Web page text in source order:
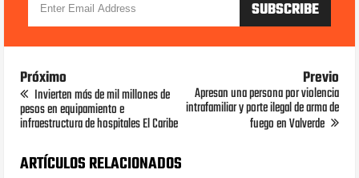
Próximo
Invierten más de mil millones de
pesos en equipamiento e
infraestructura de hospitales El Caribe
Previo
Apresan una persona por violencia
intrafamiliar y porte ilegal de arma de
fuego en Valverde
ARTÍCULOS RELACIONADOS